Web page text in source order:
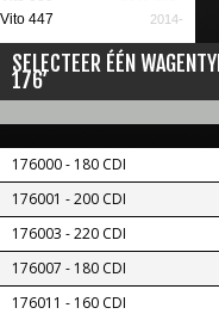
Vito 447 2014-
SELECTEER ÉÉN
176’
176000 - 180 CDI
176001 - 200 CDI
176003 - 220 CDI
176007 - 180 CDI
176011 - 160 CDI